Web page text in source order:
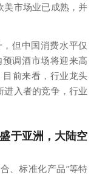
美市场业已成熟，并
但中国消费水平仅
调酒市场将迎来高
前来看，行业龙头
进入者的竞争，行业
于亚洲，大陆空
、标准化产品”等特